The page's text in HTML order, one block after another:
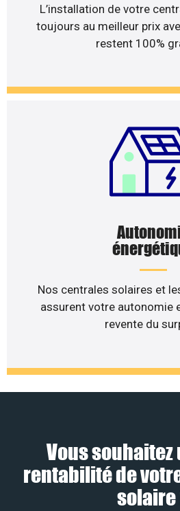
L’installation de votre
toujours au meilleur prix
restent 100%
Nos centrales solaires et
assurent votre autonomie
revente du
Vous souhaitez
rentabilité de
solaire